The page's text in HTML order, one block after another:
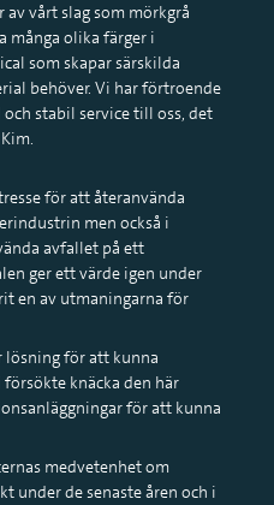
vårt slag som mörkgrå
många olika färger i
som skapar särskilda
behöver. Vi har förtroende
stabil service till oss, det
för att återanvända
men också i
avfallet på ett
ger ett värde igen under
en av utmaningarna för
lösning för att kunna
knäcka den här
för att kunna
medvetenhet om
under de senaste åren och i